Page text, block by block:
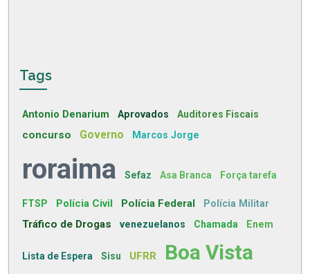
Tags
Antonio Denarium Aprovados Auditores Fiscais
concurso Governo Marcos Jorge
roraima Sefaz Asa Branca Força tarefa
FTSP Polícia Civil Polícia Federal Polícia Militar
Tráfico de Drogas venezuelanos Chamada Enem
Lista de Espera Sisu UFRR Boa Vista